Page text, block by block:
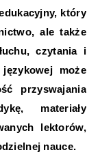
który
ale także
czytania i
może
przyswajania
materiały
lektorów,
nauce.